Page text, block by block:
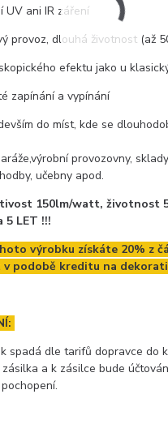
UV ani IR záření
provoz, dlouhá životnost (až
efektu jako u
zapínání a vypínání
do míst, kde se
provozovny,
učebny apod.
150lm/watt, životnost
5 LET !!!
výrobku získáte 20% z
v podobě kreditu na
spadá dle tarifů dopravce do
a k zásilce bude